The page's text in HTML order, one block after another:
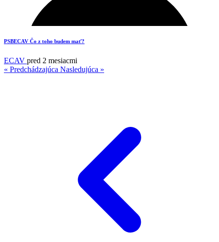
PSBECAV Čo z toho budem mať?
ECAV pred 2 mesiacmi
« Predchádzajúca Nasledujúca »